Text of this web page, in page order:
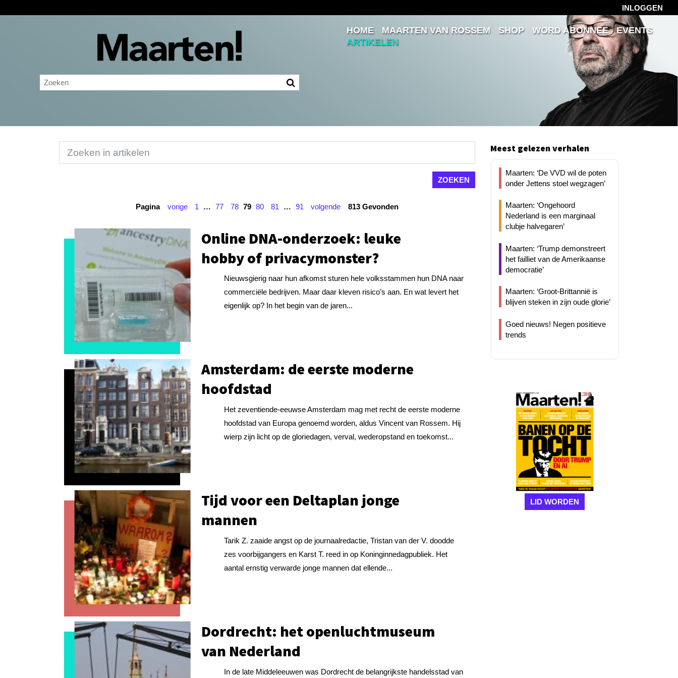
INLOGGEN
Inloggen
Ingelogd blijven
HOME MAARTEN VAN ROSSEM SHOP WORD ABONNEE
EVENTS
ARTIKELEN
Pagina vorige 1 … 77 78 79 80 81 … 91 volgende 813 Gevonden
Online DNA-onderzoek: leuke
hobby of privacymonster?
Nieuwsgierig naar hun afkomst sturen hele volksstammen hun DNA naar
commerciële bedrijven. Maar daar kleven risico’s aan. En wat levert het
eigenlijk op? In het begin van de jaren...
Amsterdam: de eerste moderne
hoofdstad
Het zeventiende-eeuwse Amsterdam mag met recht de eerste moderne
hoofdstad van Europa genoemd worden, aldus Vincent van Rossem. Hij
wierp zijn licht op de gloriedagen, verval, wederopstand en toekomst...
Tijd voor een Deltaplan jonge
mannen
Tarik Z. zaaide angst op de journaalredactie, Tristan van der V. doodde
zes voorbijgangers en Karst T. reed in op Koninginnedagpubliek. Het
aantal ernstig verwarde jonge mannen dat ellende...
Dordrecht: het openluchtmuseum
van Nederland
In de late Middeleeuwen was Dordrecht de belangrijkste handelsstad van
Meest gelezen verhalen
Maarten: ‘De VVD wil de poten
onder Jettens stoel wegzagen’
Maarten: ‘Ongehoord
Nederland is een marginaal
clubje halvegaren’
Maarten: ‘Trump demonstreert
het failliet van de Amerikaanse
democratie’
Maarten: ‘Groot-Brittannië is
blijven steken in zijn oude glorie’
Goed nieuws! Negen positieve
trends
LID WORDEN